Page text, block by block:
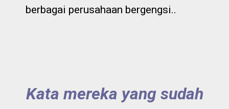
berbagai perusahaan bergengsi..
Kata mereka yang sudah